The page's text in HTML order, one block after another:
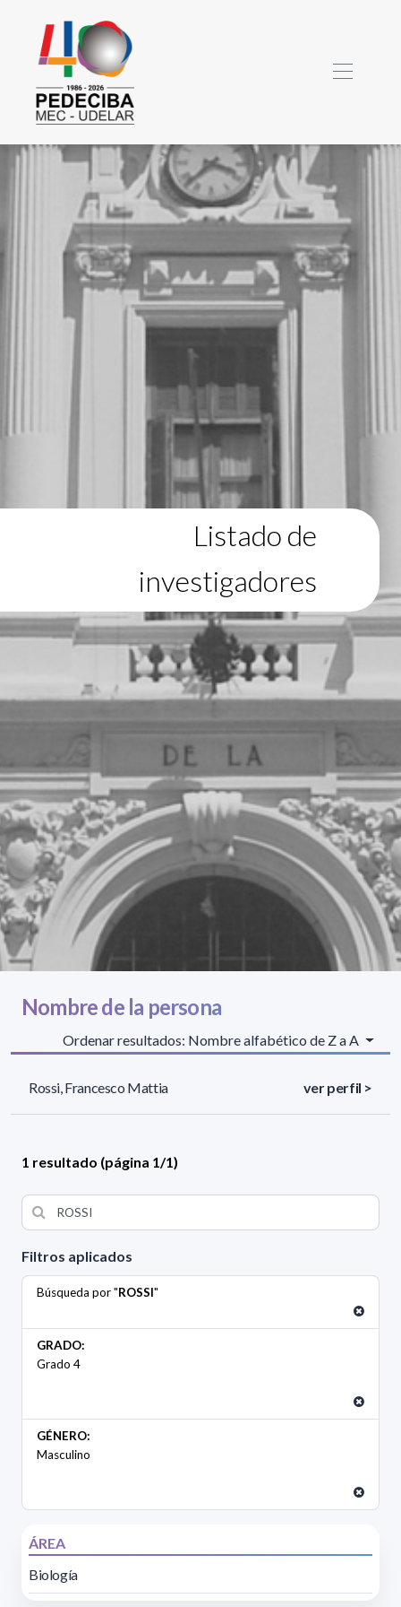
Listado de
investigadores
Filtros aplicados
Búsqueda por "ROSSI"
GRADO:
Grado 4
GÉNERO:
Masculino
ÁREA
Biología
Nombre de la persona
Ordenar resultados: Nombre alfabético de Z a A
Rossi, Francesco Mattia ver perfil >
1 resultado (página 1/1)